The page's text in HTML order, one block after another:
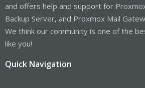
and offers help and support for
Backup Server, and Proxmox Mail
We think our community is one of the
like you!
Quick Navigation